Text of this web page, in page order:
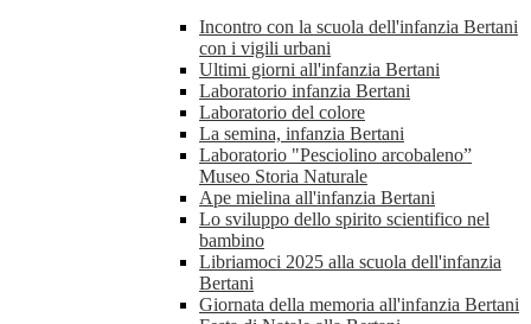
Incontro con la scuola dell'infanzia Bertani
con i vigili urbani
Ultimi giorni all'infanzia Bertani
Laboratorio infanzia Bertani
Laboratorio del colore
La semina, infanzia Bertani
Laboratorio "Pesciolino arcobaleno”
Museo Storia Naturale
Ape mielina all'infanzia Bertani
Lo sviluppo dello spirito scientifico nel
bambino
Libriamoci 2025 alla scuola dell'infanzia
Bertani
Giornata della memoria all'infanzia Bertani